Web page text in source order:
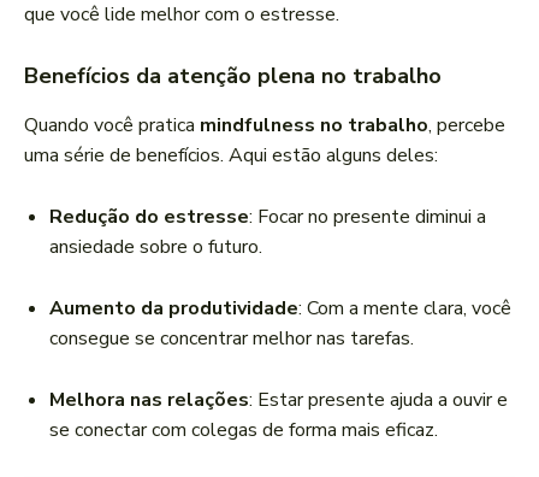
que você lide melhor com o estresse.
Benefícios da atenção plena no trabalho
Quando você pratica mindfulness no trabalho, percebe
uma série de benefícios. Aqui estão alguns deles:
Redução do estresse: Focar no presente diminui a
ansiedade sobre o futuro.
Aumento da produtividade: Com a mente clara, você
consegue se concentrar melhor nas tarefas.
Melhora nas relações: Estar presente ajuda a ouvir e
se conectar com colegas de forma mais eficaz.